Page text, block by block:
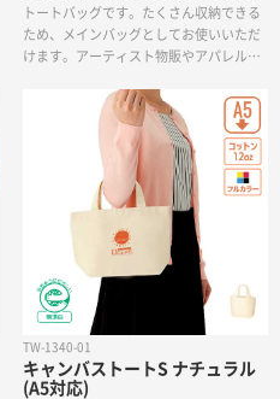
トートバッグです。たくさん収納できる
ため、メインバッグとしてお使いいただ
けます。アーティスト物販やアパレルの
い分けられるマルチなトートバッグで
す。印刷方法も単色からフルカラー印刷
まで対応しており、お好みのデザインで
オリジナルトートバッグを作成出来ま
TW-1340-01
キャンバストートS ナチュラル
(A5対応)